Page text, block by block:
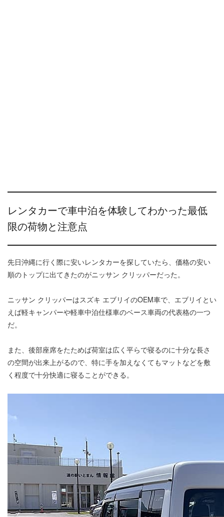
レンタカーで車中泊を体験してわかった最低
限の荷物と注意点
先日沖縄に行く際に安いレンタカーを探していたら、価格の安い
順のトップに出てきたのがニッサン クリッパーだった。
ニッサン クリッパーはスズキ エブリイのOEM車で、エブリイとい
えば軽キャンパーや軽車中泊仕様車のベース車両の代表格の一つ
だ。
また、後部座席をたためば荷室は広く平らで寝るのに十分な長さ
の空間が出来上がるので、特に手を加えなくてもマットなどを敷
く程度で十分快適に寝ることができる。